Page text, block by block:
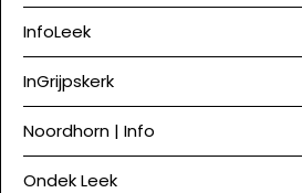
InfoLeek
InGrijpskerk
Noordhorn | Info
Ondek Leek